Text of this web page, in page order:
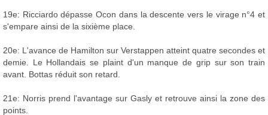
19e: Ricciardo dépasse Ocon dans la descente vers le virage n°4 et
s'empare ainsi de la sixième place.
20e: L'avance de Hamilton sur Verstappen atteint quatre secondes et
demie. Le Hollandais se plaint d'un manque de grip sur son train
avant. Bottas réduit son retard.
21e: Norris prend l'avantage sur Gasly et retrouve ainsi la zone des
points.